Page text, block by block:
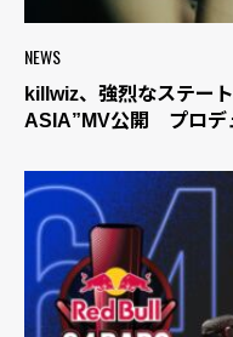
NEWS
killwiz、強烈なステー
ASIA”MV公開 プロデ